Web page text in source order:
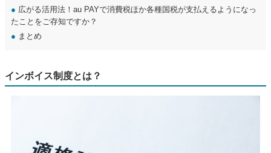
● 広がる活用法！au PAYで消費税ほか各種国税が支払えるようになっ
たことをご存知ですか？
● まとめ
インボイス制度とは？